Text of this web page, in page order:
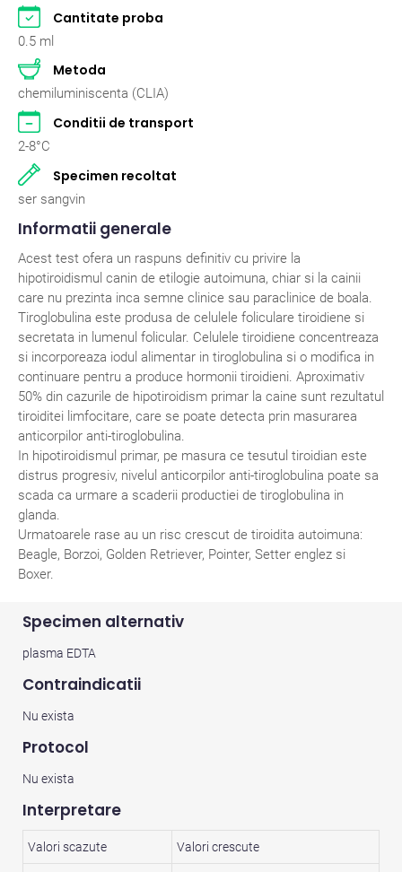
Pisici
Rumegatoare mari
Cantitate proba
0.5 ml
Metoda
chemiluminiscenta (CLIA)
Conditii de transport
2-8°C
Specimen recoltat
ser sangvin
Informatii generale
Acest test ofera un raspuns definitiv cu privire la
hipotiroidismul canin de etilogie autoimuna, chiar si la cainii
care nu prezinta inca semne clinice sau paraclinice de boala.
Tiroglobulina este produsa de celulele foliculare tiroidiene si
secretata in lumenul folicular. Celulele tiroidiene concentreaza
si incorporeaza iodul alimentar in tiroglobulina si o modifica in
continuare pentru a produce hormonii tiroidieni. Aproximativ
50% din cazurile de hipotiroidism primar la caine sunt rezultatul
tiroiditei limfocitare, care se poate detecta prin masurarea
anticorpilor anti-tiroglobulina.
In hipotiroidismul primar, pe masura ce tesutul tiroidian este
distrus progresiv, nivelul anticorpilor anti-tiroglobulina poate sa
scada ca urmare a scaderii productiei de tiroglobulina in
glanda.
Urmatoarele rase au un risc crescut de tiroidita autoimuna:
Beagle, Borzoi, Golden Retriever, Pointer, Setter englez si
Boxer.
Specimen alternativ
plasma EDTA
Contraindicatii
Nu exista
Protocol
Nu exista
Interpretare
Valori scazute Valori crescute